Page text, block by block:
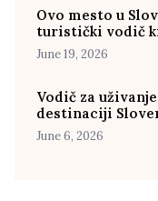
Ovo mesto u
turistički vodič
June 19, 2026
Vodič za
destinaciji
June 6, 2026